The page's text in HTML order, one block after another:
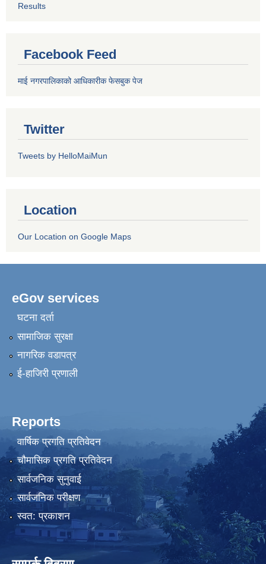
Results
Facebook Feed
माई नगरपालिकाको आधिकारीक फेसबुक पेज
Twitter
Tweets by HelloMaiMun
Location
Our Location on Google Maps
eGov services
घटना दर्ता
सामाजिक सुरक्षा
नागरिक वडापत्र
ई-हाजिरी प्रणाली
Reports
वार्षिक प्रगति प्रतिवेदन
चौमासिक प्रगति प्रतिवेदन
सार्वजनिक सुनुवाई
सार्वजनिक परीक्षण
स्वत: प्रकाशन